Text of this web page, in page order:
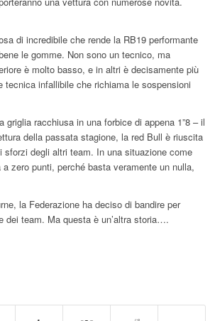
di incredibile che rende la RB19 performante
le gomme. Non sono un tecnico, ma
è molto basso, e in altri è decisamente più
tecnica infallibile che richiama le sospensioni
racchiusa in una forbice di appena 1”8 – il
della passata stagione, la red Bull è riuscita
degli altri team. In una situazione come
zero punti, perché basta veramente un nulla,
la Federazione ha deciso di bandire per
dei team. Ma questa è un’altra storia….